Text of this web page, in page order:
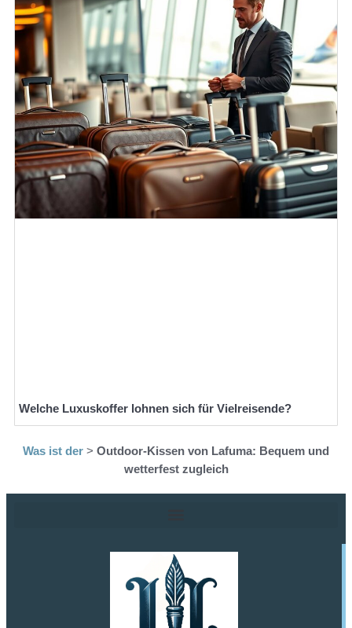
Welche Luxuskoffer lohnen sich für Vielreisende?
Was ist der > Outdoor-Kissen von Lafuma: Bequem und
wetterfest zugleich